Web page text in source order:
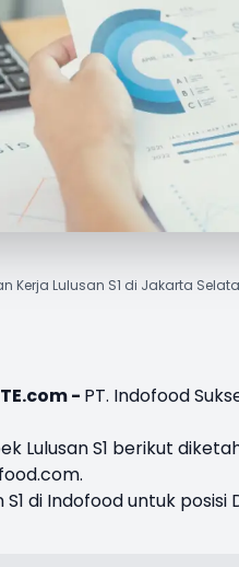
Kerja Lulusan S1 di Jakarta
- PT. Indofood
Lulusan S1 berikut
S1 di Indofood untuk